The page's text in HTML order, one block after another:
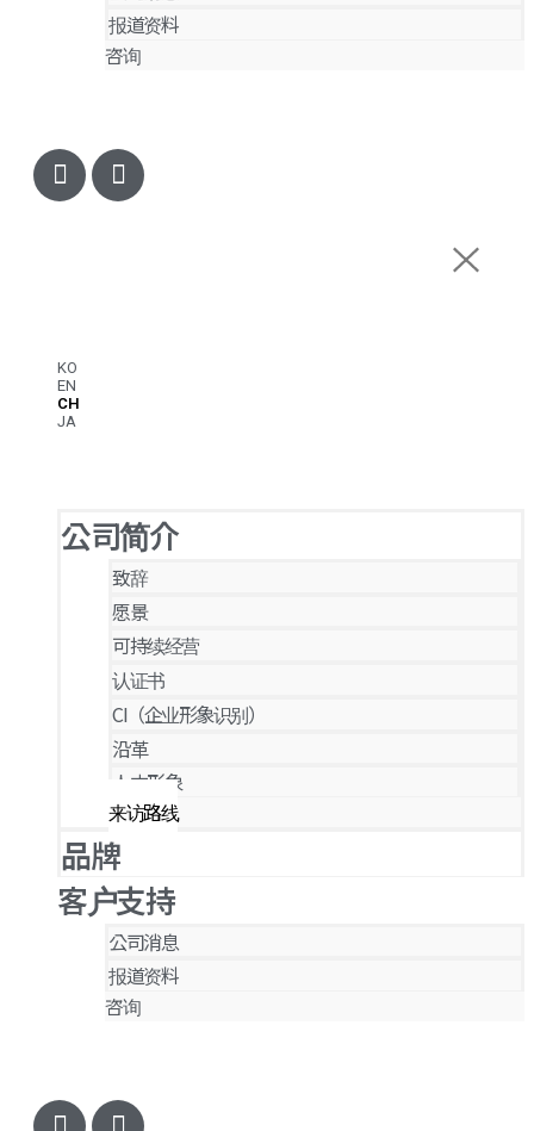
报道资料
咨询
KO
EN
CH
JA
公司简介
致辞
愿景
可持续经营
认证书
CI（企业形象识别）
沿革
人才形象
来访路线
品牌
客户支持
公司消息
报道资料
咨询